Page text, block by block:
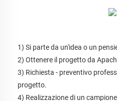
1) Si parte da un'idea o un
2) Ottenere il progetto da
3) Richiesta - preventivo
progetto.
4) Realizzazione di un